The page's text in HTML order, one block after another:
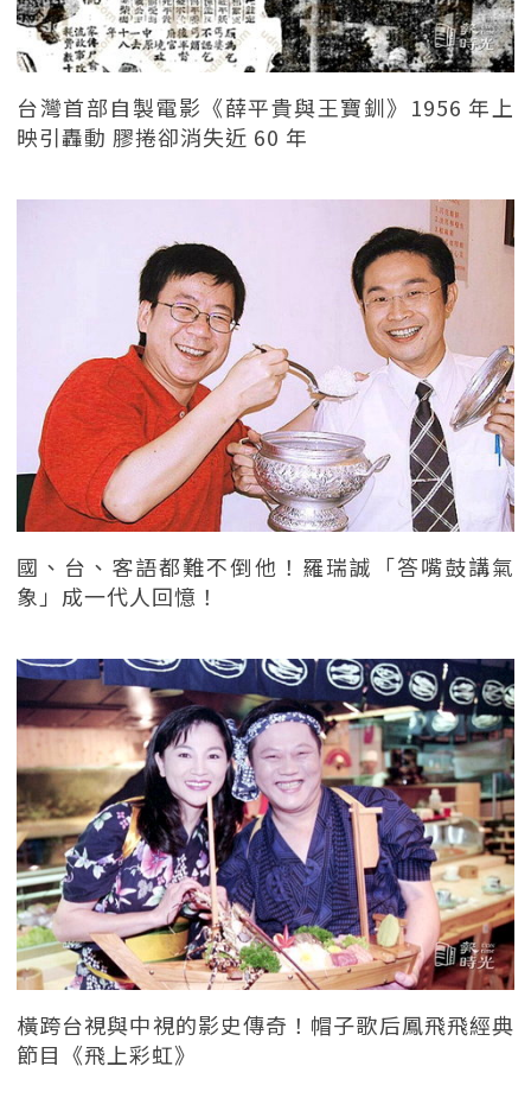
台灣首部自製電影《薛平貴與王寶釧》1956 年上
映引轟動 膠捲卻消失近 60 年
國、台、客語都難不倒他！羅瑞誠「答嘴鼓講氣
象」成一代人回憶！
橫跨台視與中視的影史傳奇！帽子歌后鳳飛飛經典
節目《飛上彩虹》